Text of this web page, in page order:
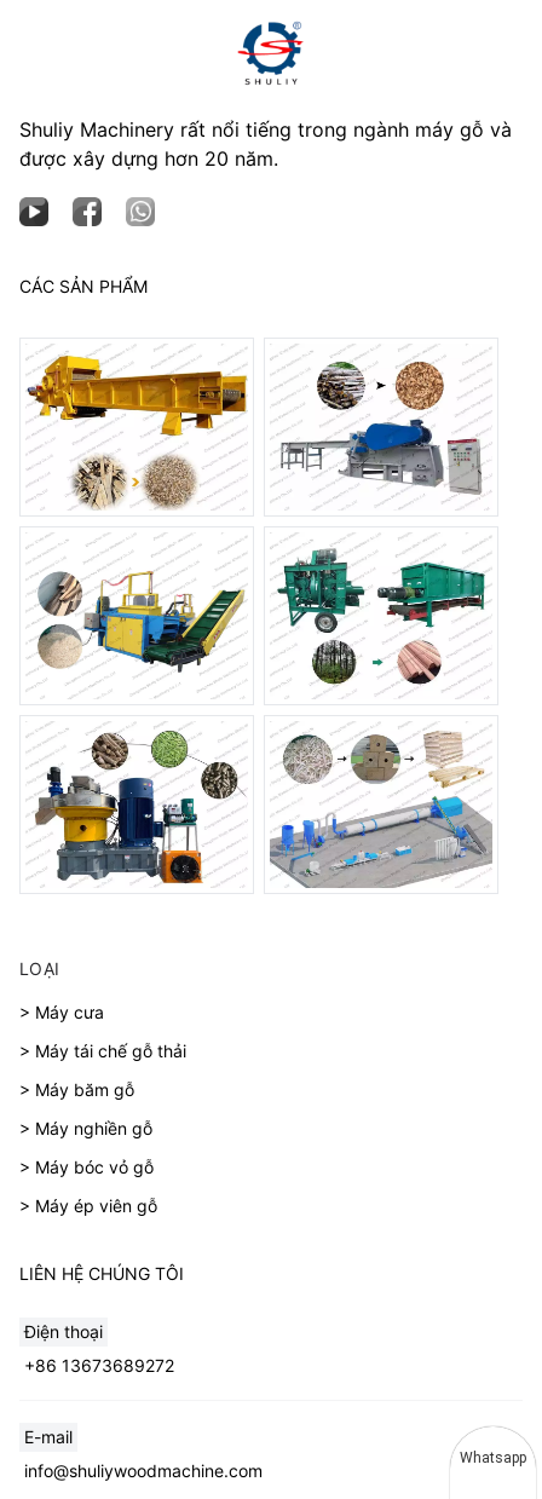
Shuliy Machinery rất nổi tiếng trong ngành máy gỗ và
được xây dựng hơn 20 năm.
CÁC SẢN PHẨM
LOẠI
> Máy cưa
> Máy tái chế gỗ thải
> Máy băm gỗ
> Máy nghiền gỗ
> Máy bóc vỏ gỗ
> Máy ép viên gỗ
LIÊN HỆ CHÚNG TÔI
Điện thoại
+86 13673689272
E-mail
info@shuliywoodmachine.com
Whatsapp